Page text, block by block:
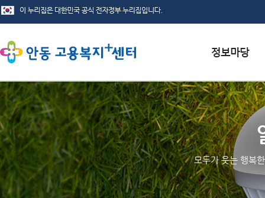
서식자료실
채용정보
인재정보
관련사이트
모두가 웃는 행복